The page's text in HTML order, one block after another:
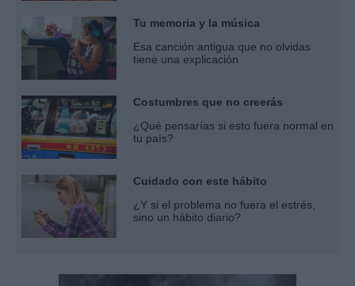
Tu memoria y la música
Esa canción antigua que no olvidas
tiene una explicación
Costumbres que no creerás
¿Qué pensarías si esto fuera normal en
tu país?
Cuidado con este hábito
¿Y si el problema no fuera el estrés,
sino un hábito diario?